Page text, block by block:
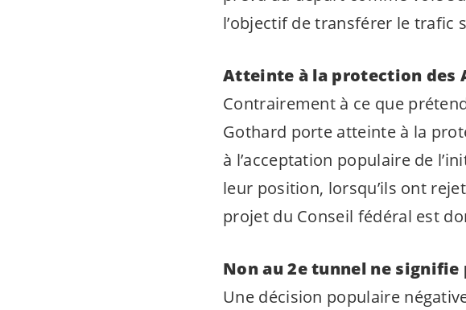
l’objectif de transférer le trafic
Atteinte à la protection des
Contrairement à ce que
Gothard porte atteinte à la
à l’acceptation populaire de
leur position, lorsqu’ils ont
projet du Conseil fédéral est
Non au 2e tunnel ne signifie
Une décision populaire